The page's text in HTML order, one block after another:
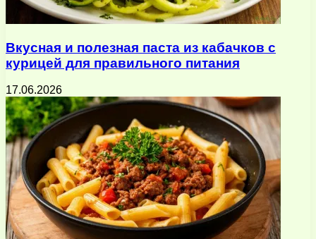
Вкусная и полезная паста из кабачков с
курицей для правильного питания
17.06.2026